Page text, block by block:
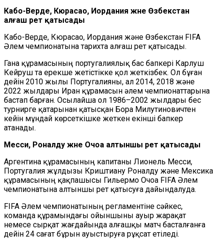
Кабо-Верде, Кюрасао, Иордания және Өзбекстан
алғаш рет қатысады
Кабо-Верде, Кюрасао, Иордания және Өзбекстан FIFA
Әлем чемпионатына тарихта алғаш рет қатысады.
Гана құрамасының португалиялық бас бапкері Карлуш
Кейруш та ерекше жетістікке қол жеткізбек. Ол бұған
дейін 2010 жылы Португалияны, ал 2014, 2018 және
2022 жылдары Иран құрамасын әлем чемпионаттарына
бастап барған. Осылайша ол 1986–2002 жылдары бес
турнирге қатарынан қатысқан Бора Милутиновичтен
кейін мұндай көрсеткішке жеткен екінші бапкер
атанады.
Месси, Роналду және Очоа алтыншы рет қатысады
Аргентина құрамасының капитаны Лионель Месси,
Португалия жұлдызы Криштиану Роналду және Мексика
құрамасының қақпашысы Гильермо Очоа FIFA Әлем
чемпионатына алтыншы рет қатысуға дайындалуда.
FIFA Әлем чемпионатының регламентіне сәйкес,
команда құрамындағы ойыншыны ауыр жарақат
немесе сырқат жағдайында алғашқы матч басталғанға
дейін 24 сағат бұрын ауыстыруға рұқсат етіледі.